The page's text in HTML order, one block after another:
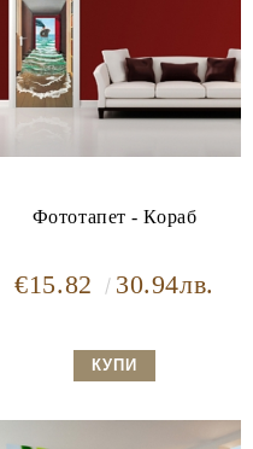
Фототапет - Кораб
€15.82 30.94лв.